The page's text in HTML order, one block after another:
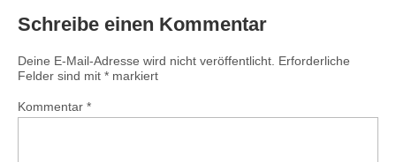
Schreibe einen Kommentar
Deine E-Mail-Adresse wird nicht veröffentlicht. Erforderliche
Felder sind mit * markiert
Kommentar *